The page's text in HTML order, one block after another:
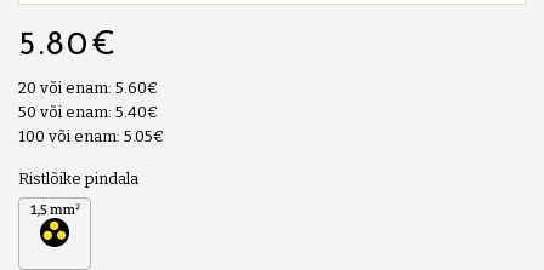
5.80€
20 või enam: 5.60€
50 või enam: 5.40€
100 või enam: 5.05€
Ristlõike pindala